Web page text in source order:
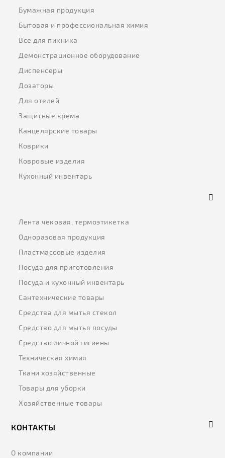
Бумажная продукция
Бытовая и профессиональная химия
Все для пикника
Демонстрационное оборудование
Диспенсеры
Дозаторы
Для отелей
Защитные крема
Канцелярские товары
Коврики
Ковровые изделия
Кухонный инвентарь
Лента чековая, термоэтикетка
Одноразовая продукция
Пластмассовые изделия
Посуда для приготовления
Посуда и кухонный инвентарь
Сантехнические товары
Средства для мытья стекол
Средство для мытья посуды
Средство личной гигиены
Техническая химия
Ткани хозяйственные
Товары для уборки
Хозяйственные товары
КОНТАКТЫ
О компании